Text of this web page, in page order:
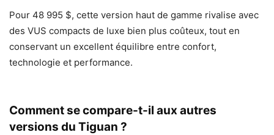
Pour 48 995 $, cette version haut de gamme rivalise avec
des VUS compacts de luxe bien plus coûteux, tout en
conservant un excellent équilibre entre confort,
technologie et performance.
Comment se compare-t-il aux autres
versions du Tiguan ?